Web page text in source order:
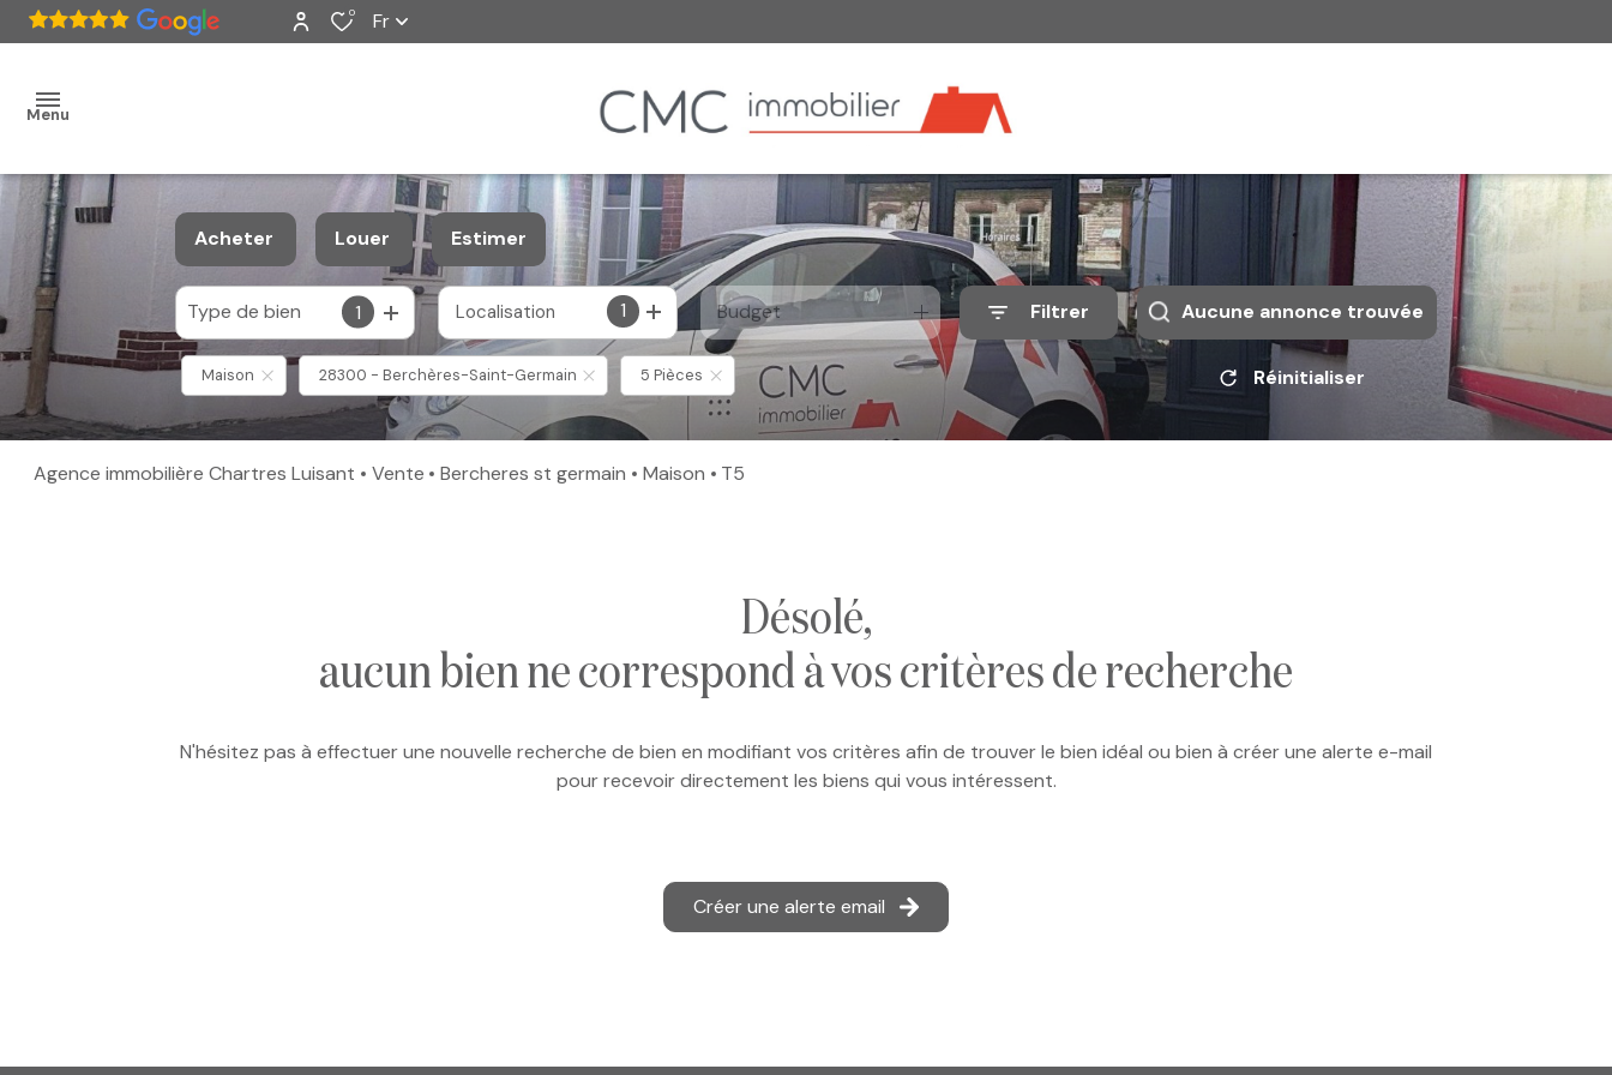
0 Fr
Menu
accueil
ventes
nos
biens
vendus
estimation
Acheter
De l'ancien
De l'immo pro
Louer
à l'année
Estimer
Type de bien 1 1
Localisation Budget Filtrer Aucune annonce trouvée
Maison 28300 - Berchères-Saint-Germain 5 Pièces Réinitialiser
Agence immobilière Chartres Luisant Vente Bercheres st germain Maison T5
désolé,
aucun bien ne correspond à vos critères de recherche
N'hésitez pas à effectuer une nouvelle recherche de bien en modifiant vos critères afin de trouver le bien idéal ou bien à créer une alerte e-mail
pour recevoir directement les biens qui vous intéressent.
Créer une alerte email